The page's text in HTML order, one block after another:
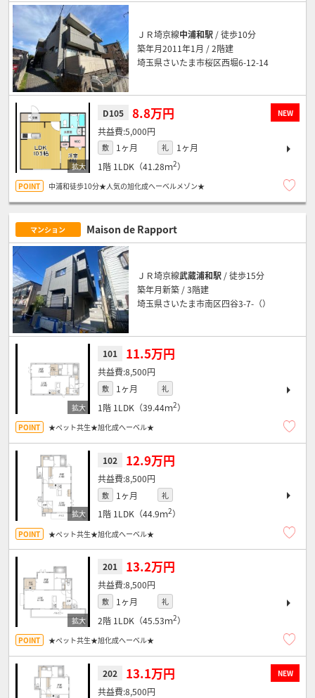
ＪＲ埼京線中浦和駅 / 徒歩10分
築年月2011年1月 / 2階建
埼玉県さいたま市桜区西堀6-12-14
NEW
D105 8.8万円
5,000円
敷 1ヶ月 礼
1ヶ月
1階 1LDK（41.28ｍ2）
中浦和徒歩10分★人気の旭化成へーベルメゾン★
マンション Maison de Rapport
ＪＲ埼京線武蔵浦和駅 / 徒歩15分
築年月新築 / 3階建
埼玉県さいたま市南区四谷3-7-（）
101 11.5万円
8,500円
敷 1ヶ月 礼
1階 1LDK（39.44ｍ2）
★ペット共生★旭化成へーベル★
102 12.9万円
8,500円
敷 1ヶ月 礼
1階 1LDK（44.9ｍ2）
★ペット共生★旭化成へーベル★
201 13.2万円
8,500円
敷 1ヶ月 礼
2階 1LDK（45.53ｍ2）
★ペット共生★旭化成へーベル★
NEW
202 13.1万円
8,500円